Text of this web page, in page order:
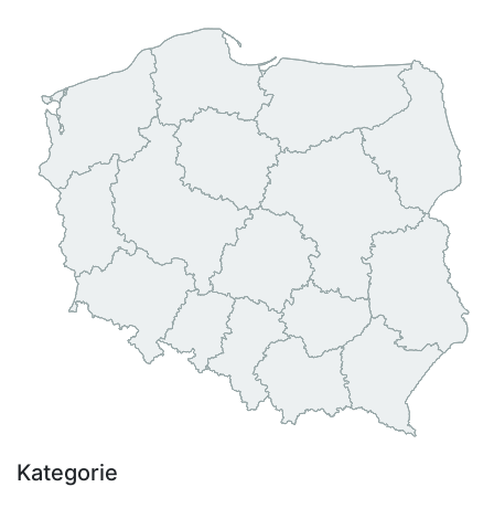
Kategorie